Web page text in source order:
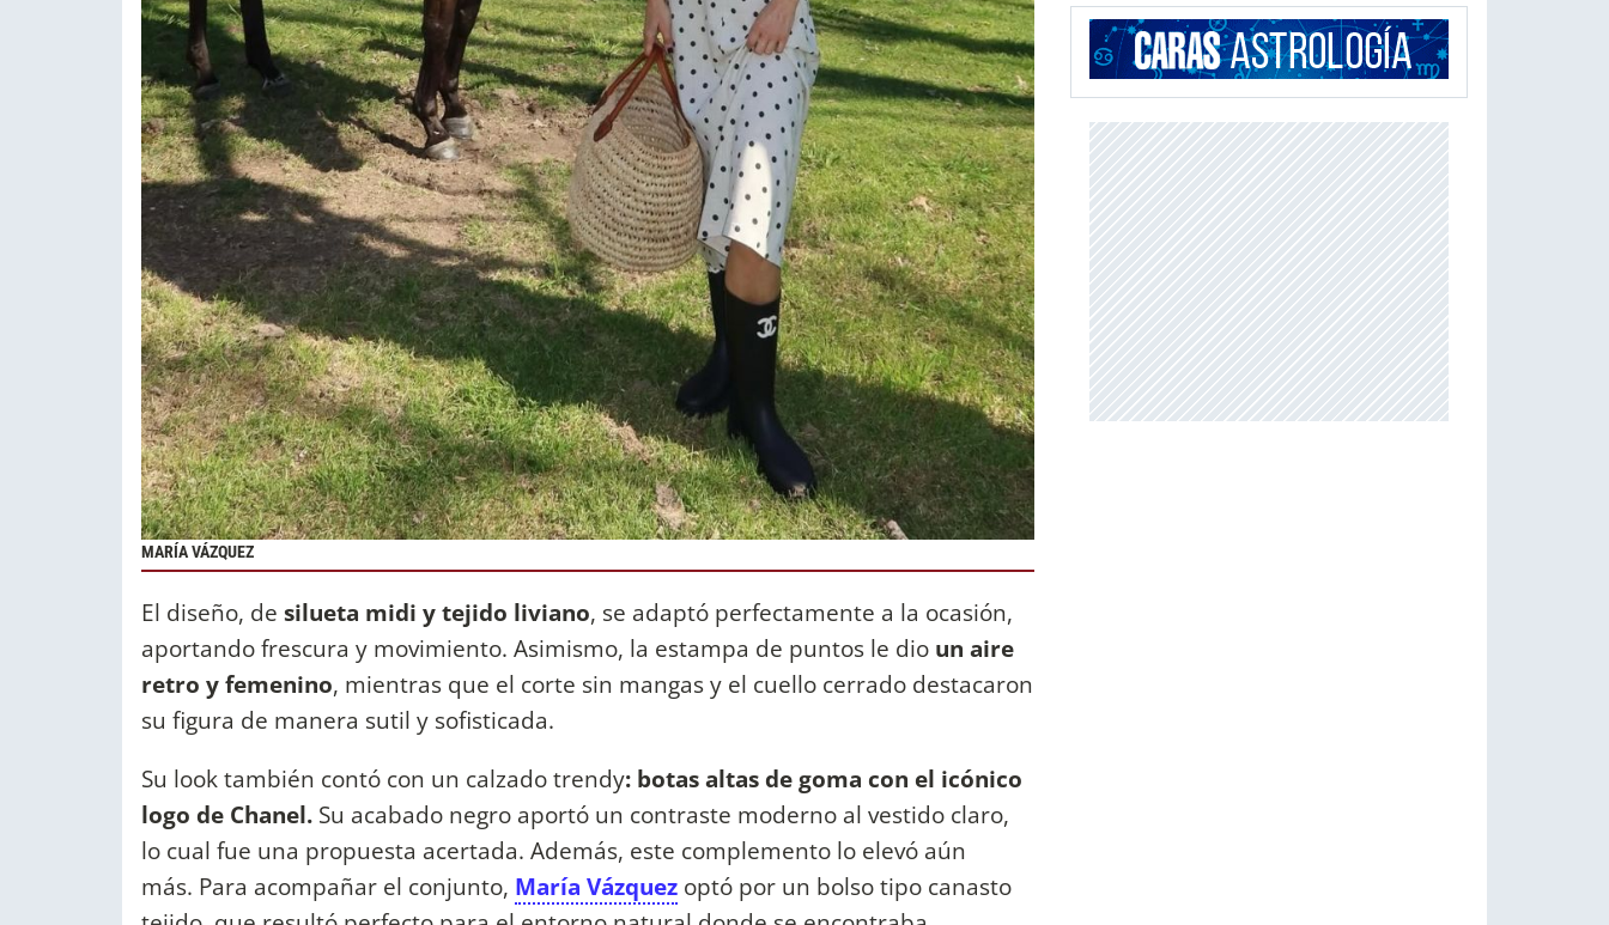
MARÍA VÁZQUEZ
El diseño, de silueta midi y tejido liviano, se adaptó perfectamente a la ocasión,
aportando frescura y movimiento. Asimismo, la estampa de puntos le dio un aire
retro y femenino, mientras que el corte sin mangas y el cuello cerrado destacaron
su figura de manera sutil y sofisticada.
Su look también contó con un calzado trendy: botas altas de goma con el icónico
logo de Chanel. Su acabado negro aportó un contraste moderno al vestido claro,
lo cual fue una propuesta acertada. Además, este complemento lo elevó aún
más. Para acompañar el conjunto, María Vázquez optó por un bolso tipo canasto